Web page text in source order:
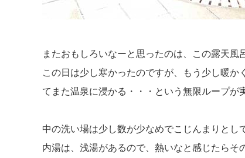
またおもしろいなーと思ったのは、この露天風
この日は少し寒かったのですが、もう少し暖
てまた温泉に浸かる・・・という無限ループが
中の洗い場は少し数が少なめでこじんまりとし
内湯は、浅湯があるので、熱いなと感じたら